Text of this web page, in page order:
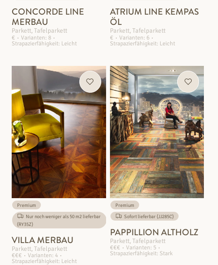
CONCORDE LINE
MERBAU
Parkett, Tafelparkett
€
Varianten: 8
Strapazierfähigkeit: Leicht
ATRIUM LINE KEMPAS
ÖL
Parkett, Tafelparkett
€
Varianten: 6
Strapazierfähigkeit: Leicht
Premium
Nur noch weniger als 50 m2 lieferbar
(RY35Z)
VILLA MERBAU
Parkett, Tafelparkett
€€€
Varianten: 4
Strapazierfähigkeit: Leicht
Premium
Sofort lieferbar (JJ285C)
PAPPILLION ALTHOLZ
Parkett, Tafelparkett
€€€
Varianten: 5
Strapazierfähigkeit: Stark